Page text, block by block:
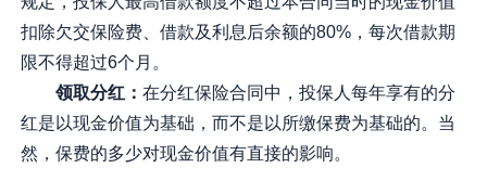
扣除欠交保险费、借款及利息后余额的80%，每次借款期
限不得超过6个月。
领取分红： 在分红保险合同中，投保人每年享有的分
红是以现金价值为基础，而不是以所缴保费为基础的。当
然，保费的多少对现金价值有直接的影响。